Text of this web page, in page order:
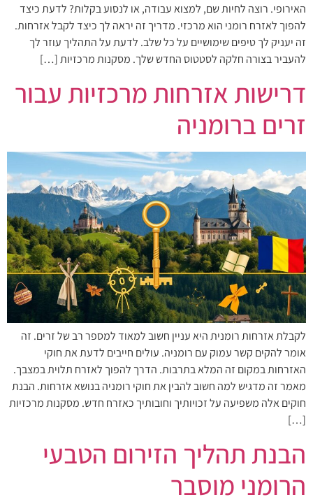
האירופי. רוצה לחיות שם, למצוא עבודה, או לנסוע בקלות? לדעת כיצד
להפוך לאזרח רומני הוא מרכזי. מדריך זה יראה לך כיצד לקבל אזרחות.
זה יעניק לך טיפים שימושיים על כל שלב. לדעת על התהליך עוזר לך
להעביר בצורה חלקה לסטטוס החדש שלך. מסקנות מרכזיות […]
דרישות אזרחות מרכזיות עבור
זרים ברומניה
לקבלת אזרחות רומנית היא עניין חשוב למאוד למספר רב של זרים. זה
אומר להקים קשר עמוק עם רומניה. עולים חייבים לדעת את חוקי
האזרחות במקום זה המלא בתרבות. הדרך להפוך לאזרח תלוית במצבך.
מאמר זה מדגיש למה חשוב להבין את חוקי רומניה בנושא אזרחות. הבנת
חוקים אלה משפיעה על זכויותיך וחובותיך כאזרח חדש. מסקנות מרכזיות
[…]
הבנת תהליך הזירום הטבעי
הרומני מוסבר